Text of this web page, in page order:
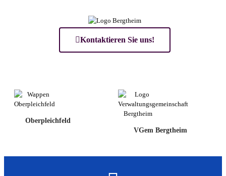
Kontaktieren Sie uns!
Oberpleichfeld
VGem Bergtheim